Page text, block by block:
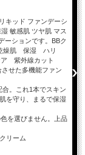
キッド ファンデーシ
敏感肌 ツヤ肌 マス
ーションです。BBク
乾燥肌 保湿 ハリ
紫外線カット
せた多機能ファン
。これ1本でスキン
を守り、まるで保湿
を選びません。上品
リーム